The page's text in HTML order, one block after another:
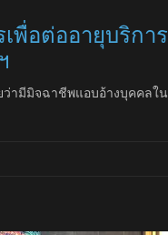
พื่อต่ออายุบริการ
ว่ามีมิจฉาชีพแอบอ้างบุคคลใน